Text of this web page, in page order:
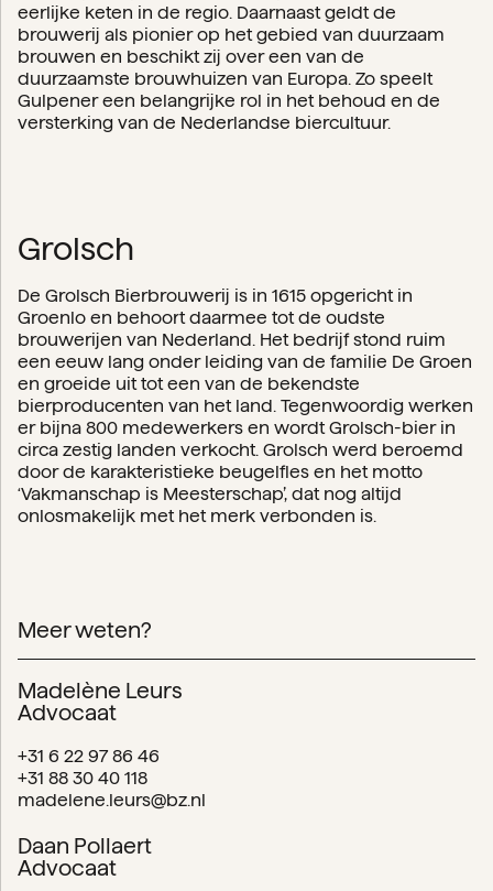
eerlijke keten in de regio. Daarnaast geldt de
brouwerij als pionier op het gebied van duurzaam
brouwen en beschikt zij over een van de
duurzaamste brouwhuizen van Europa. Zo speelt
Gulpener een belangrijke rol in het behoud en de
versterking van de Nederlandse biercultuur.
Grolsch
De Grolsch Bierbrouwerij is in 1615 opgericht in
Groenlo en behoort daarmee tot de oudste
brouwerijen van Nederland. Het bedrijf stond ruim
een eeuw lang onder leiding van de familie De Groen
en groeide uit tot een van de bekendste
bierproducenten van het land. Tegenwoordig werken
er bijna 800 medewerkers en wordt Grolsch-bier in
circa zestig landen verkocht. Grolsch werd beroemd
door de karakteristieke beugelfles en het motto
‘Vakmanschap is Meesterschap’, dat nog altijd
onlosmakelijk met het merk verbonden is.
Meer weten?
Madelène Leurs
Advocaat
+31 6 22 97 86 46
+31 88 30 40 118
madelene.leurs@bz.nl
Daan Pollaert
Advocaat